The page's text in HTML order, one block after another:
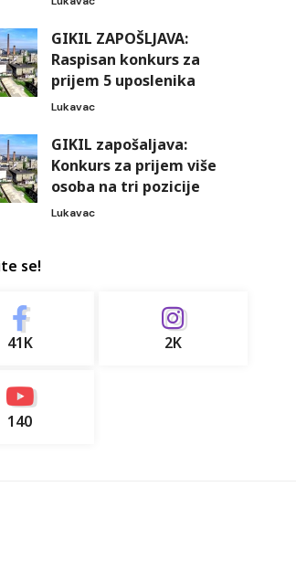
GIKIL ZAPOŠLJAVA:
Raspisan konkurs za
prijem 5 uposlenika
Lukavac
GIKIL zapošaljava:
Konkurs za prijem više
osoba na tri pozicije
Lukavac
se!
41K 2K
140